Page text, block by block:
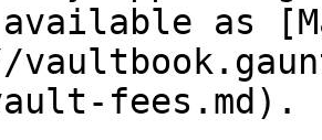
as
fees.md).